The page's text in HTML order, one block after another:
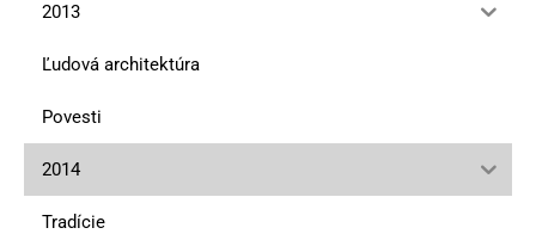
2013
Ľudová architektúra
Povesti
2014
Tradície